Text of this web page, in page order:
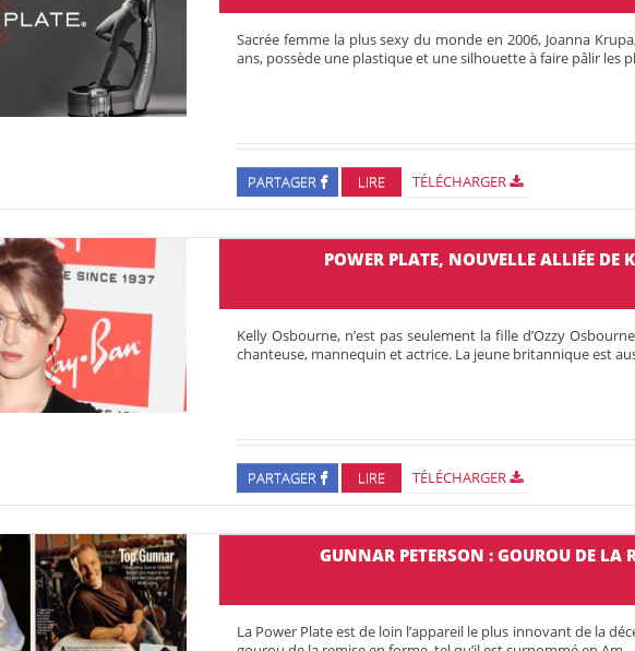
Sacrée femme la plus sexy du monde en 2006, Joanna
ans, possède une plastique et une silhouette à faire pâlir les
PARTAGER LIRE TÉLÉCHARGER
POWER PLATE, NOUVELLE ALLIÉE DE
Kelly Osbourne, n’est pas seulement la fille d’Ozzy
chanteuse, mannequin et actrice. La jeune britannique est
PARTAGER LIRE TÉLÉCHARGER
GUNNAR PETERSON : GOUROU DE LA
La Power Plate est de loin l’appareil le plus innovant de la